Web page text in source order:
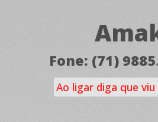
Fone: (71) 9885
Ao ligar diga que